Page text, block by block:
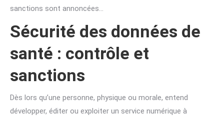
sanctions sont annoncées…
Sécurité des données de
santé : contrôle et
sanctions
Dès lors qu’une personne, physique ou morale, entend
développer, éditer ou exploiter un service numérique à